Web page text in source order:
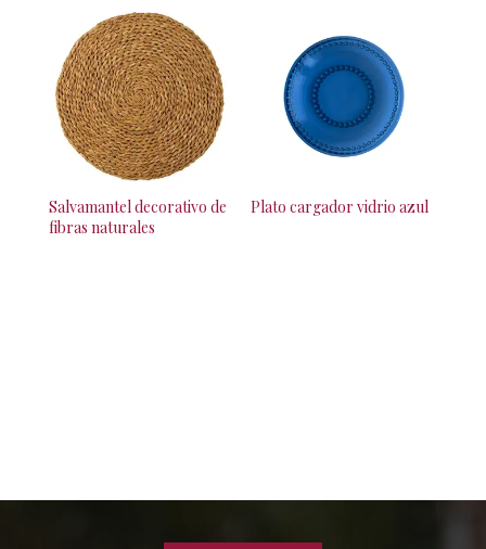
Salvamantel decorativo de
fibras naturales
Plato cargador vidrio azul